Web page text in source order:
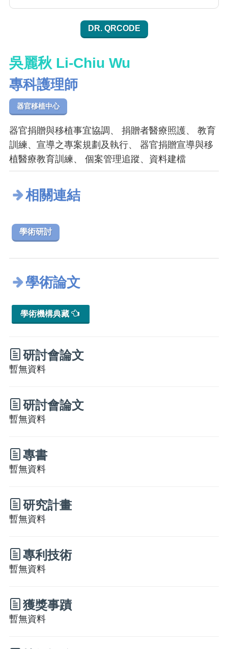
DR. QRCODE
吳麗秋 Li-Chiu Wu
專科護理師
器官移植中心
器官捐贈與移植事宜協調、 捐贈者醫療照護、 教育
訓練、宣導之專案規劃及執行、 器官捐贈宣導與移
植醫療教育訓練、 個案管理追蹤、資料建檔
相關連結
學術研討
學術論文
學術機構典藏
研討會論文
暫無資料
研討會論文
暫無資料
專書
暫無資料
研究計畫
暫無資料
專利技術
暫無資料
獲獎事蹟
暫無資料